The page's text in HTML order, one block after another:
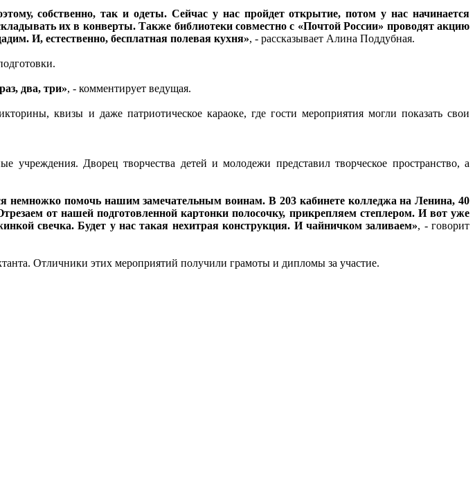
собственно, так и одеты. Сейчас у нас пройдет открытие, потом у нас начинается
их в конверты. Также библиотеки совместно с «Почтой России» проводят акцию
И, естественно, бесплатная полевая кухня», - рассказывает Алина Поддубная.
два, три», - комментирует ведущая.
квизы и даже патриотическое караоке, где гости мероприятия могли показать свои
Дворец творчества детей и молодежи представил творческое пространство, а
немножко помочь нашим замечательным воинам. В 203 кабинете колледжа на Ленина, 40
от нашей подготовленной картонки полосочку, прикрепляем степлером. И вот уже
свечка. Будет у нас такая нехитрая конструкция. И чайничком заливаем», - говорит
Отличники этих мероприятий получили грамоты и дипломы за участие.